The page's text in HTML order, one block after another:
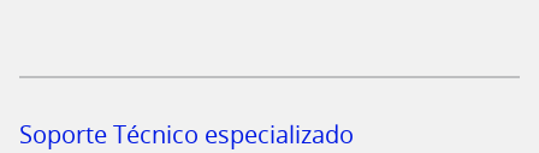
Soporte Técnico especializado